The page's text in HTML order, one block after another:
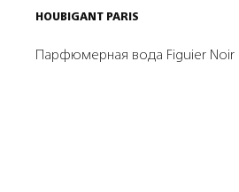
HOUBIGANT PARIS
Парфюмерная вода Figuier Noir